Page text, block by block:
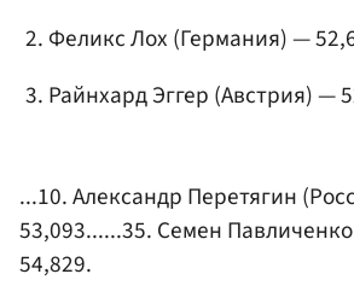
Феликс Лох (Германия) —
Райнхард Эггер (Австрия) —
...10.Александр Перетягин
53,093......35. Семен Павличенко
54,829.